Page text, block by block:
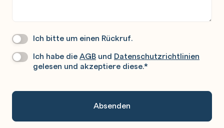
Wir
Sie
Ich bitte um einen Rückruf.
Datenschutz*
Ich habe dieAGB und Datenschutzrichtlinien
gelesen und akzeptiere diese.*